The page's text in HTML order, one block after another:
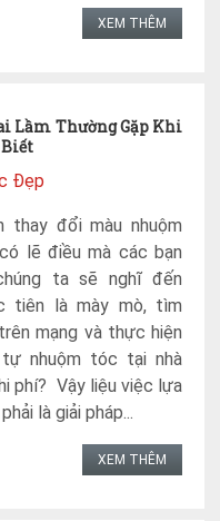
XEM THÊM
Lầm Thường Gặp Khi
Biết
Đẹp
thay đổi màu nhuộm
lẽ điều mà các bạn
ta sẽ nghĩ đến
tiên là mày mò, tìm
mạng và thực hiện
nhuộm tóc tại nhà
phí? Vậy liệu việc lựa
là giải pháp...
XEM THÊM